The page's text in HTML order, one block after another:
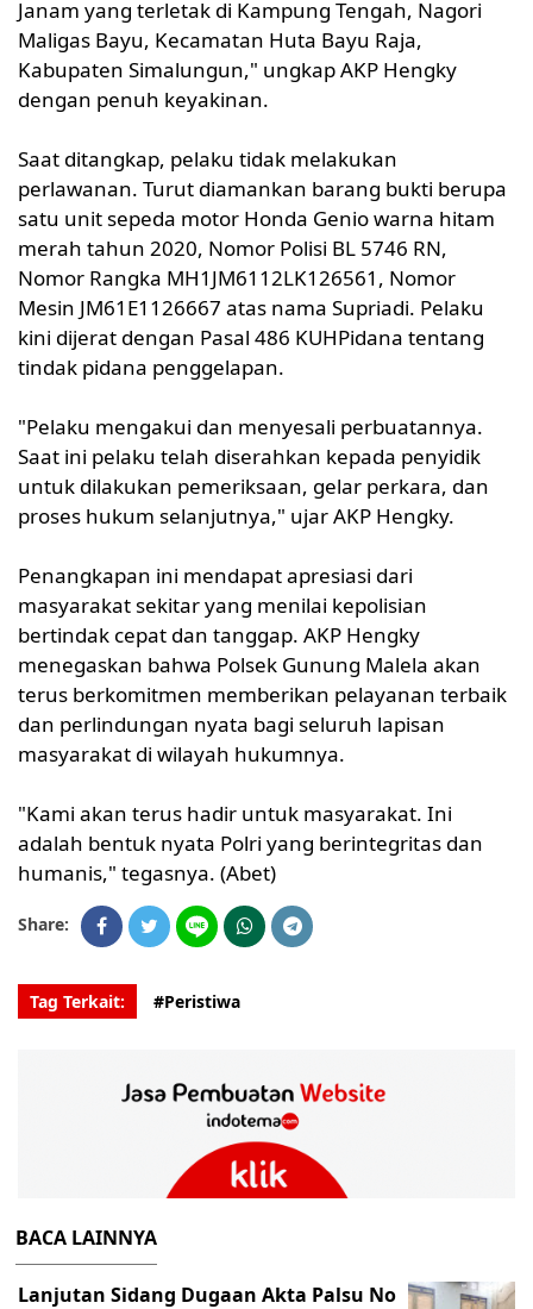
Janam yang terletak di Kampung Tengah, Nagori
Maligas Bayu, Kecamatan Huta Bayu Raja,
Kabupaten Simalungun," ungkap AKP Hengky
dengan penuh keyakinan.
Saat ditangkap, pelaku tidak melakukan
perlawanan. Turut diamankan barang bukti berupa
satu unit sepeda motor Honda Genio warna hitam
merah tahun 2020, Nomor Polisi BL 5746 RN,
Nomor Rangka MH1JM6112LK126561, Nomor
Mesin JM61E1126667 atas nama Supriadi. Pelaku
kini dijerat dengan Pasal 486 KUHPidana tentang
tindak pidana penggelapan.
"Pelaku mengakui dan menyesali perbuatannya.
Saat ini pelaku telah diserahkan kepada penyidik
untuk dilakukan pemeriksaan, gelar perkara, dan
proses hukum selanjutnya," ujar AKP Hengky.
Penangkapan ini mendapat apresiasi dari
masyarakat sekitar yang menilai kepolisian
bertindak cepat dan tanggap. AKP Hengky
menegaskan bahwa Polsek Gunung Malela akan
terus berkomitmen memberikan pelayanan terbaik
dan perlindungan nyata bagi seluruh lapisan
masyarakat di wilayah hukumnya.
"Kami akan terus hadir untuk masyarakat. Ini
adalah bentuk nyata Polri yang berintegritas dan
humanis," tegasnya. (Abet)
Share:
Tag Terkait: #Peristiwa
BACA LAINNYA
Lanjutan Sidang Dugaan Akta Palsu No